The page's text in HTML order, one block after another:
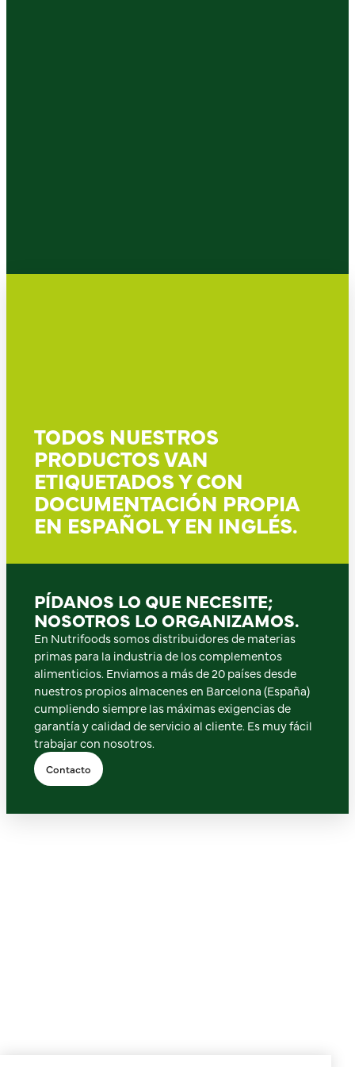
TODOS NUESTROS
PRODUCTOS VAN
ETIQUETADOS Y CON
DOCUMENTACIÓN PROPIA
EN ESPAÑOL Y EN INGLÉS.
PÍDANOS LO QUE NECESITE;
NOSOTROS LO ORGANIZAMOS.
En Nutrifoods somos distribuidores de materias
primas para la industria de los complementos
alimenticios. Enviamos a más de 20 países desde
nuestros propios almacenes en Barcelona (España)
cumpliendo siempre las máximas exigencias de
garantía y calidad de servicio al cliente. Es muy fácil
trabajar con nosotros.
Contacto